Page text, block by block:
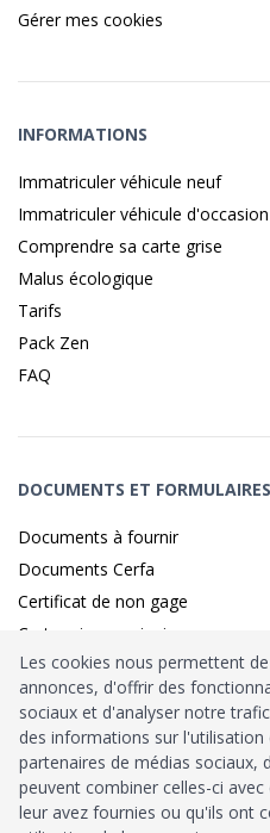
Gérer mes cookies
INFORMATIONS
Immatriculer véhicule neuf
Immatriculer véhicule d'occasion
Comprendre sa carte grise
Malus écologique
Tarifs
Pack Zen
FAQ
DOCUMENTS ET FORMULAIRES
Documents à fournir
Documents Cerfa
Certificat de non gage
Carte grise provisoire
Identité sécurisé parFrance
HabilitationMinistère de
Agrément Trésor Public
Les cookies nous permettent
annonces, d'offrir des
sociaux et d'analyser notre
des informations sur
partenaires de médias sociaux,
peuvent combiner celles-ci
leur avez fournies ou qu'ils ont